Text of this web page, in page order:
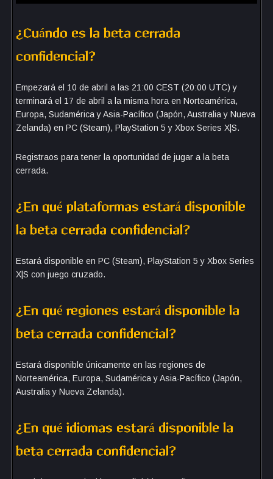
¿Cuándo es la beta cerrada
confidencial?
Empezará el 10 de abril a las 21:00 CEST (20:00 UTC) y
terminará el 17 de abril a la misma hora en Norteamérica,
Europa, Sudamérica y Asia-Pacífico (Japón, Australia y Nueva
Zelanda) en PC (Steam), PlayStation 5 y Xbox Series X|S.
Registraos para tener la oportunidad de jugar a la beta
cerrada.
¿En qué plataformas estará disponible
la beta cerrada confidencial?
Estará disponible en PC (Steam), PlayStation 5 y Xbox Series
X|S con juego cruzado.
¿En qué regiones estará disponible la
beta cerrada confidencial?
Estará disponible únicamente en las regiones de
Norteamérica, Europa, Sudamérica y Asia-Pacífico (Japón,
Australia y Nueva Zelanda).
¿En qué idiomas estará disponible la
beta cerrada confidencial?